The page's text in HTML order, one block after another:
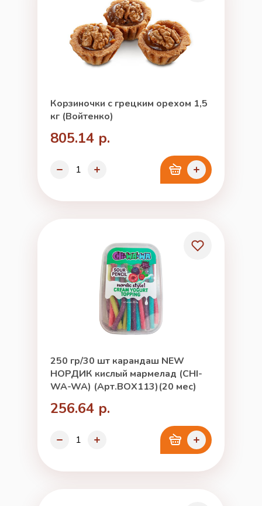
Корзиночки с грецким орехом 1,5
кг (Войтенко)
805.14 р.
250 гр/30 шт карандаш NEW
НОРДИК кислый мармелад (CHI-
WA-WA) (Арт.BOX113)(20 мес)
256.64 р.